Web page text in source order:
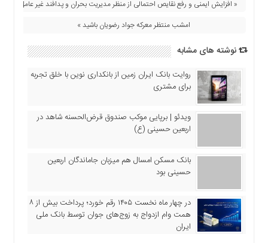
« افزایش ایمنی و رفع نقایص احتمالی از منظر مدیریت بحران و پدافند غیر عامل
امشب منتظر معرکه جواد رضویان باشید »
نوشته های مشابه
روایت بانک ایران زمین از بانکداری نوین با خلق تجربه
برای مشتری
ویدئو | برپایی موکب صندوق قرض‌الحسنه شاهد در
اربعین حسینی (ع)
بانک مسکن امسال هم میزبان جاماندگان اربعین
حسینی بود
در چهار ماه نخست ۱۴۰۵ رقم خورد؛ پرداخت بیش از ۸
همت وام ازدواج به زوج‌های جوان توسط بانک ملی
ایران